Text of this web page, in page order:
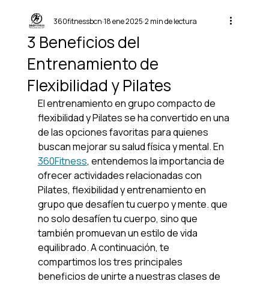
3 Beneficios del
Entrenamiento de
Flexibilidad y Pilates
360fitnessbcn 18 ene 2025 2 min de lectura
El entrenamiento en grupo compacto de
flexibilidad y Pilates se ha convertido en una
de las opciones favoritas para quienes
buscan mejorar su salud física y mental. En
360Fitness, entendemos la importancia de
ofrecer actividades relacionadas con
Pilates, flexibilidad y entrenamiento en
grupo que desafíen tu cuerpo y mente. que
no solo desafíen tu cuerpo, sino que
también promuevan un estilo de vida
equilibrado. A continuación, te
compartimos los tres principales
beneficios de unirte a nuestras clases de